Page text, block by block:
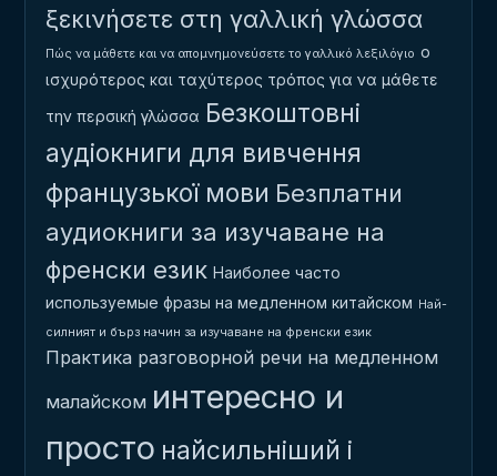
ξεκινήσετε στη γαλλική γλώσσα
Πώς να μάθετε και να απομνημονεύσετε το γαλλικό λεξιλόγιο ο
ισχυρότερος και ταχύτερος τρόπος για να μάθετε
την περσική γλώσσα Безкоштовні
аудіокниги для вивчення
французької мови Безплатни
аудиокниги за изучаване на
френски език Наиболее часто
используемые фразы на медленном китайском Най-
силният и бърз начин за изучаване на френски език
Практика разговорной речи на медленном
малайском интересно и
просто найсильніший і